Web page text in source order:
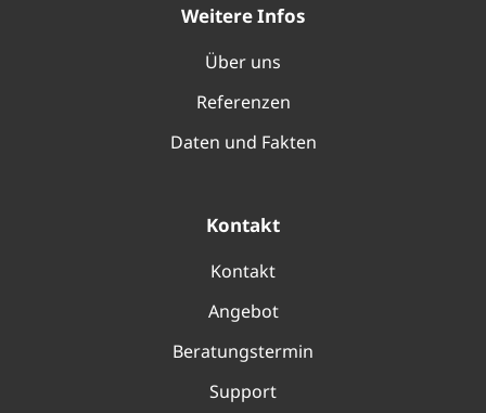
Weitere Infos
Über uns
Referenzen
Daten und Fakten
Kontakt
Kontakt
Angebot
Beratungstermin
Support